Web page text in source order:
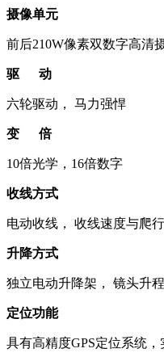
摄像单元
前后210W像素双数字高清
驱 动
六轮驱动， 马力强悍
变 倍
10倍光学，16倍数字
收线方式
电动收线， 收线速度与爬
升降方式
独立电动升降架， 镜头升
定位功能
具有高精度GPS定位系统，